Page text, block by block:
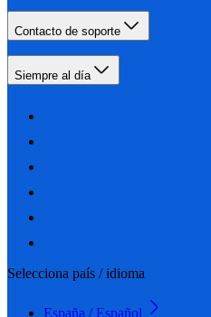
Contacto de soporte
Siempre al día
Selecciona país / idioma
España / Español